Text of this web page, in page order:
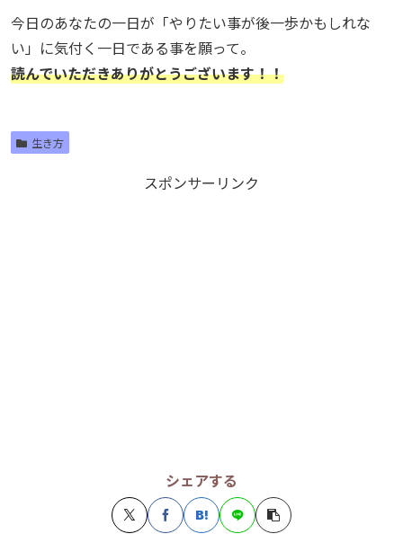
今日のあなたの一日が「やりたい事が後一歩かもしれな
い」に気付く一日である事を願って。
読んでいただきありがとうございます！！
生き方
スポンサーリンク
シェアする